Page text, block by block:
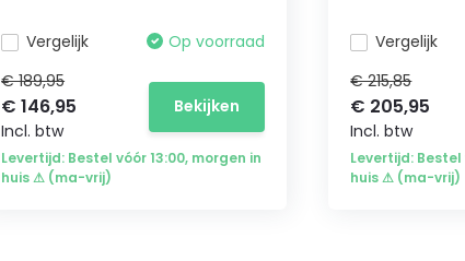
Vergelijk
Op voorraad
€ 189,95
€ 146,95
Incl. btw
Bekijken
Levertijd: Bestel vóór 13:00, morgen in
huis ⚠ (ma-vrij)
Vergelijk
€ 215,85
€ 205,95
Incl. btw
Levertijd: Bestel
huis ⚠ (ma-vrij)